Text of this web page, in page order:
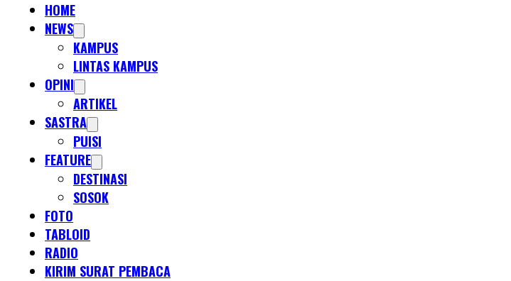
HOME
NEWS
KAMPUS
LINTAS KAMPUS
OPINI
ARTIKEL
SASTRA
PUISI
FEATURE
DESTINASI
SOSOK
FOTO
TABLOID
RADIO
KIRIM SURAT PEMBACA